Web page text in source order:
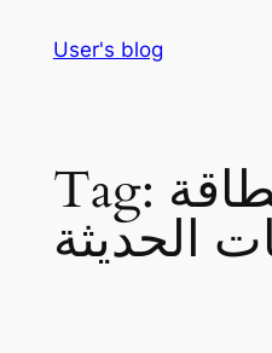
User's blog
Tag:
الحديثة